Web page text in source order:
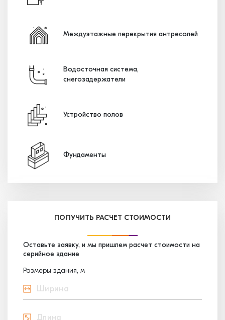
Междуэтажные перекрытия антресолей
Водосточная система,
снегозадержатели
Устройство полов
Фундаменты
ПОЛУЧИТЬ РАСЧЕТ СТОИМОСТИ
Оставьте заявку, и мы пришлем расчет стоимости на
серийное здание
Размеры здания, м